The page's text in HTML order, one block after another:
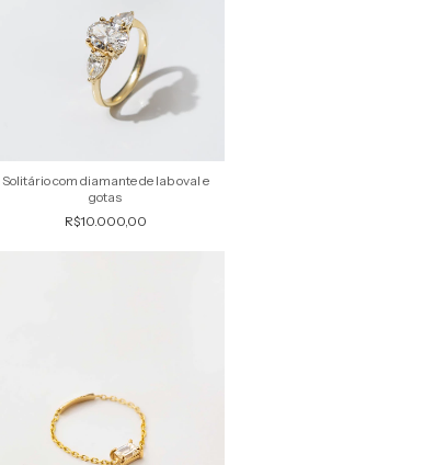
Solitário com diamante de lab oval e
gotas
R$10.000,00